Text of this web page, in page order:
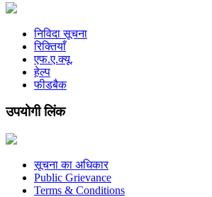
निविदा सूचना
रिक्तियाँ
एफ.ए.क्यू.
हेल्प
फीडबैक
उपयोगी लिंक
सूचना का अधिकार
Public Grievance
Terms & Conditions